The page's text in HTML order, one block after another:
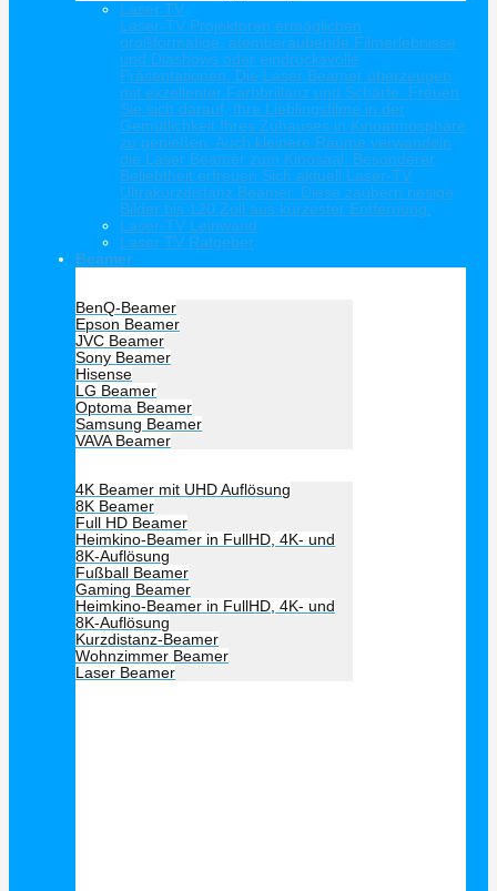
Laser TV
Laser-TV Projektoren ermöglichen
großformatige, atemberaubende Filmerlebnisse
und Diashows oder eindrucksvolle
Präsentationen. Die Laser Beamer überzeugen
mit exzellenter Farbbrillanz und Schärfe. Freuen
Sie sich darauf, Ihre Lieblingsfilme in der
Gemütlichkeit Ihres Zuhauses in Kinoatmosphäre
zu genießen. Auch kleinere Räume verwandeln
die Laser Beamer zum Kinosaal. Besonderer
Beliebtheit erfreuen Sich aktuell Laser-TV
Ultrakurzdistanz Beamer. Diese zaubern riesige
Bilder bis 120 Zoll aus kürzester Entfernung.
Laser-TV Leinwand
Laser TV Ratgeber
Beamer
BenQ-Beamer
Epson Beamer
JVC Beamer
Sony Beamer
Hisense
LG Beamer
Optoma Beamer
Samsung Beamer
VAVA Beamer
4K Beamer mit UHD Auflösung
8K Beamer
Full HD Beamer
Heimkino-Beamer in FullHD, 4K- und
8K-Auflösung
Fußball Beamer
Gaming Beamer
Heimkino-Beamer in FullHD, 4K- und
8K-Auflösung
Kurzdistanz-Beamer
Wohnzimmer Beamer
Laser Beamer